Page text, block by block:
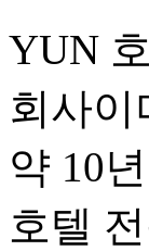
YUN
회사이
약 10
호텔